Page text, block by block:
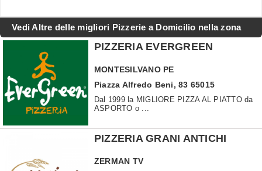
Vedi Altre delle migliori Pizzerie a Domicilio nella zona
PIZZERIA EVERGREEN
MONTESILVANO PE
Piazza Alfredo Beni, 83 65015
Dal 1999 la MIGLIORE PIZZA AL PIATTO da
ASPORTO o ...
PIZZERIA GRANI ANTICHI
ZERMAN TV